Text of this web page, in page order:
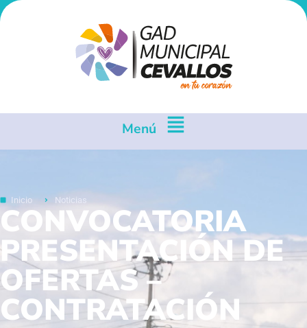
Menú
Inicio Noticias
CONVOCATORIA
PRESENTACIÓN DE
OFERTAS –
CONTRATACIÓN